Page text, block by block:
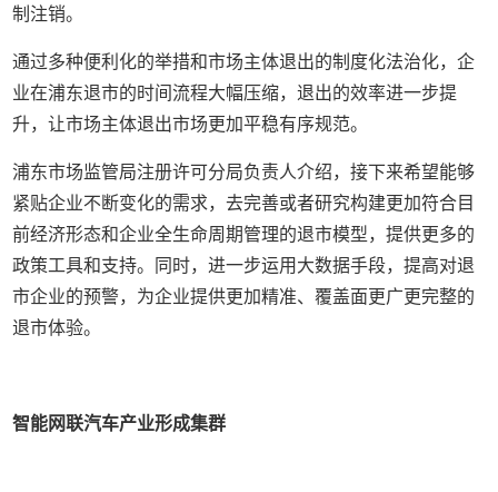
制注销。
通过多种便利化的举措和市场主体退出的制度化法治化，企
业在浦东退市的时间流程大幅压缩，退出的效率进一步提
升，让市场主体退出市场更加平稳有序规范。
浦东市场监管局注册许可分局负责人介绍，接下来希望能够
紧贴企业不断变化的需求，去完善或者研究构建更加符合目
前经济形态和企业全生命周期管理的退市模型，提供更多的
政策工具和支持。同时，进一步运用大数据手段，提高对退
市企业的预警，为企业提供更加精准、覆盖面更广更完整的
退市体验。
智能网联汽车产业形成集群